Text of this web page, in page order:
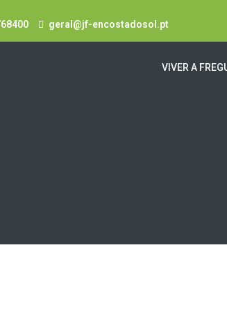
geral@jf-encostadosol.pt
VIVER A